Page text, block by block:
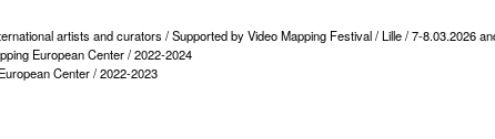
artists and curators / Supported by Video Mapping Festival / Lille / 7-8.03.2026
European Center / 2022-2024
Center / 2022-2023